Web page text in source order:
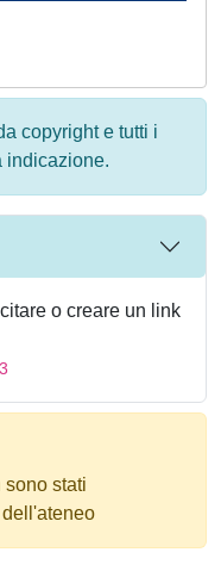
copyright e tutti i
indicazione.
o creare un link
stati